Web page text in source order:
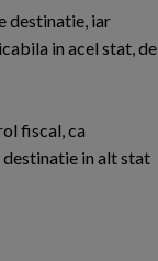
destinatie, iar
in acel stat, de
fiscal, ca
destinatie in alt stat